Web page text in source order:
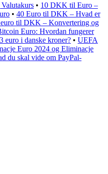
• 10 DKK til Euro –
• 40 Euro til DKK – Hvad er
euro til DKK – Konvertering og
Euro: Hvordan fungerer
i danske kroner? • UEFA
Euro 2024 og Eliminacje
du skal vide om PayPal-